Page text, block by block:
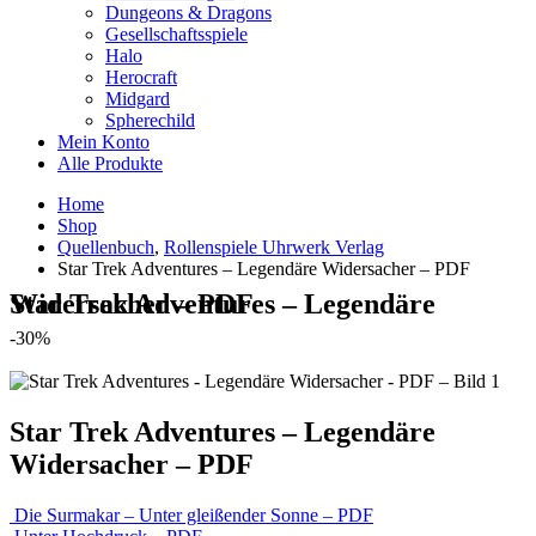
Dungeons & Dragons
Gesellschaftsspiele
Halo
Herocraft
Midgard
Spherechild
Mein Konto
Alle Produkte
Home
Shop
Quellenbuch, Rollenspiele Uhrwerk Verlag
Star Trek Adventures – Legendäre Widersacher – PDF
Star Trek Adventures – Legendäre Widersacher – PDF
-30%
Star Trek Adventures – Legendäre
Widersacher – PDF
Die Surmakar – Unter gleißender Sonne – PDF